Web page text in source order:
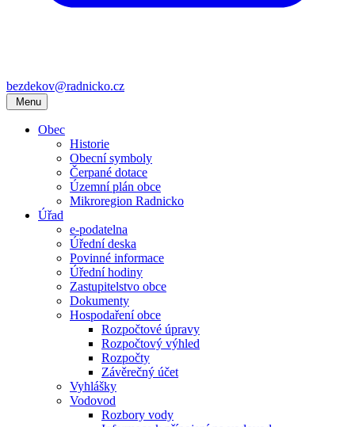
bezdekov@radnicko.cz
Menu
Obec
Historie
Obecní symboly
Čerpané dotace
Územní plán obce
Mikroregion Radnicko
Úřad
e-podatelna
Úřední deska
Povinné informace
Úřední hodiny
Zastupitelstvo obce
Dokumenty
Hospodaření obce
Rozpočtové úpravy
Rozpočtový výhled
Rozpočty
Závěrečný účet
Vyhlášky
Vodovod
Rozbory vody